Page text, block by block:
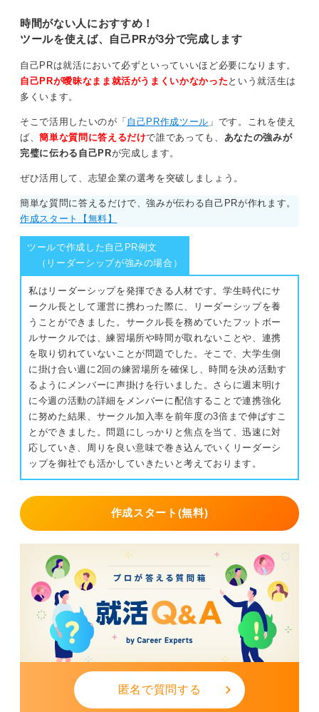
最後に、企業での貢献にブリッジを架け、「顧客ごとに
指標を設計し、習慣化を支援して成果につなげる力を、
どと着地させると説得力が上がります。
0
介するので、アルバイト経験を魅力
的に伝え、内定を掴みましょう。
時間がない人におすすめ！
ツールを使えば、自己PRが3分で完成します
自己PRは就活において必ずといっていいほど必要になります。
自己PRが曖昧なまま就活がうまくいかなかった という就活生は
多くいます。
そこで活用したいのが「 自己PR作成ツール 」です。これを使え
ば、簡単な質問に答えるだけで誰であっても、 あなたの強みが
完璧に伝わる自己PRが完成します。
ぜひ活用して、志望企業の選考を突破しましょう。
簡単な質問に答えるだけで、強みが伝わる自己PRが作れます。
作成スタート【無料】
ツールで作成した自己PR例文
（リーダーシップが強みの場合）
私はリーダーシップを発揮できる人材です。学生時代にサ
ークル長として運営に携わった際に、リーダーシップを養
うことができました。サークル長を務めていたフットボー
ルサークルでは、練習場所や時間が取れないことや、連携
を取り切れていないことが問題でした。そこで、大学生側
に掛け合い週に2回の練習場所を確保し、時間を決め活動す
るようにメンバーに声掛けを行いました。さらに週末明け
に今週の活動の詳細をメンバーに配信することで連携強化
に努めた結果、サークル加入率を前年度の3倍まで伸ばすこ
とができました。問題にしっかりと焦点を当て、迅速に対
応していき、周りを良い意味で巻き込んでいくリーダーシ
ップを御社でも活かしていきたいと考えております。
作成スタート(無料)
匿名で質問する